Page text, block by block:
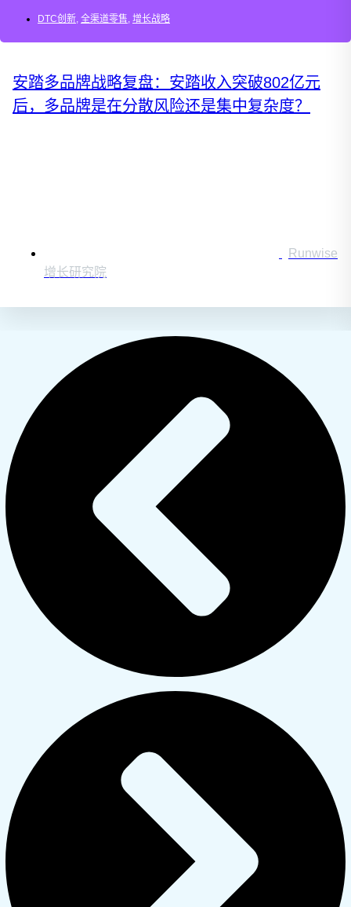
DTC创新, 全渠道零售, 增长战略
安踏多品牌战略复盘：安踏收入突破802亿元
后，多品牌是在分散风险还是集中复杂度？
Runwise
增长研究院